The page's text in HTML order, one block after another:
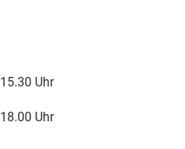
Uhr
Uhr